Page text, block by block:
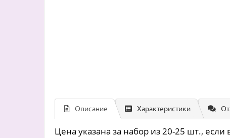
Описание Характеристики
Цена указана за набор из 20-25 шт.,